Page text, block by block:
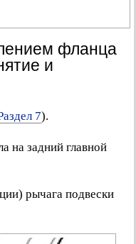
фланца
и
7).
на задний главной
рычага подвески